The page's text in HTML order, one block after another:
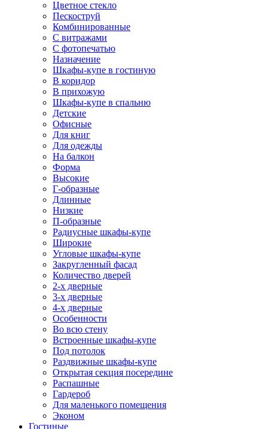
Цветное стекло
Пескоструй
Комбинированные
С витражами
С фотопечатью
Назначение
Шкафы-купе в гостиную
В коридор
В прихожую
Шкафы-купе в спальню
Детские
Офисные
Для книг
Для одежды
На балкон
Форма
Высокие
Г-образные
Длинные
Низкие
П-образные
Радиусные шкафы-купе
Широкие
Угловые шкафы-купе
Закругленный фасад
Количество дверей
2-х дверные
3-х дверные
4-х дверные
Особенности
Во всю стену
Встроенные шкафы-купе
Под потолок
Раздвижные шкафы-купе
Открытая секция посередине
Распашные
Гардероб
Для маленького помещения
Эконом
Гостиные